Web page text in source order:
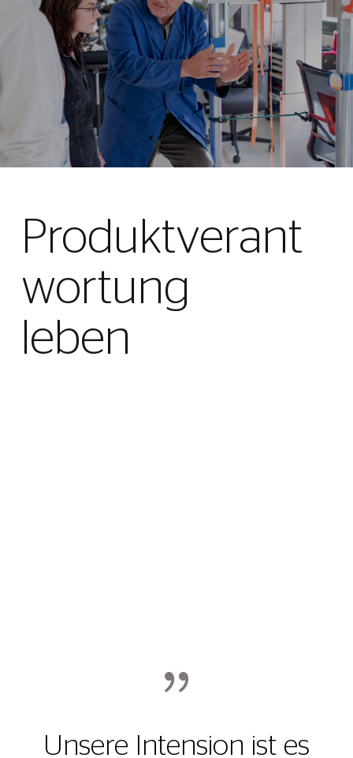
Produktverant
wortung
leben
{
Unsere Intension ist es